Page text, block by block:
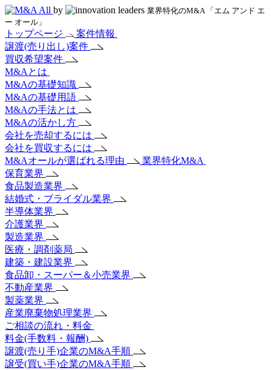
by
業界特化のM&A 「エム アンド エ
ー オール」
トップページ
案件情報
譲渡(売り出し)案件
買収希望案件
M&Aとは
M&Aの基礎知識
M&Aの基礎用語
M&Aの手法とは
M&Aの活かし方
会社を売却するには
会社を買収するには
M&Aオールが選ばれる理由
業界特化M&A
保育業界
食品製造業界
結婚式・ブライダル業界
半導体業界
介護業界
製造業界
医療・調剤薬局
建築・建設業界
食品卸・スーパー＆小売業界
不動産業界
製薬業界
産業廃棄物処理業界
ご相談の流れ・料金
料金(手数料・報酬)
譲渡(売り手)企業のM&A手順
譲受(買い手)企業のM&A手順